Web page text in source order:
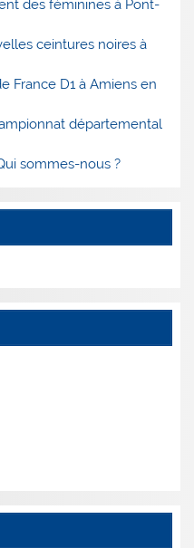
des féminines à Pont-
ceintures noires à
France D1 à Amiens en
départemental
sommes-nous ?